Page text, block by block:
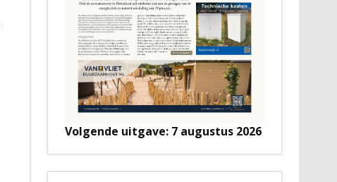
Volgende uitgave: 7 augustus 2026